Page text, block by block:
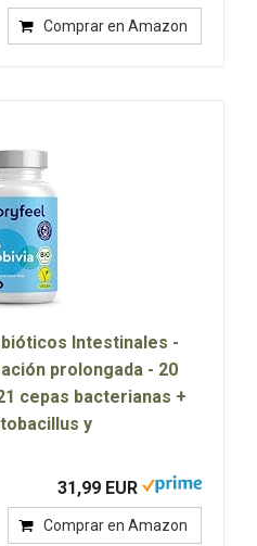
Comprar en Amazon
Intestinales -
prolongada - 20
cepas bacterianas +
y
31,99 EUR
Comprar en Amazon